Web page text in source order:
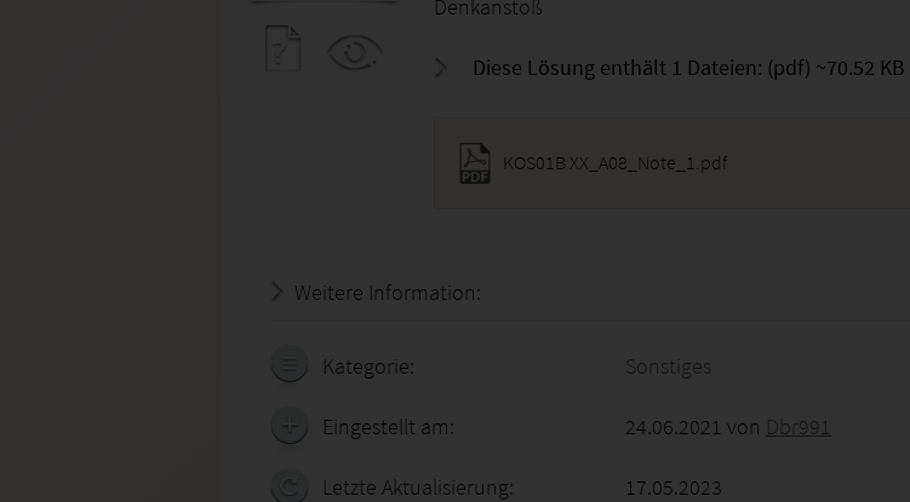
Denkanstoß
Diese Lösung enthält 1 Dateien: (pdf) ~70.52 KB
KOS01B XX_A08_Note_1.pdf
Weitere Information:
Kategorie: Sonstiges
Eingestellt am: 24.06.2021 von Dbr991
Letzte Aktualisierung: 17.05.2023